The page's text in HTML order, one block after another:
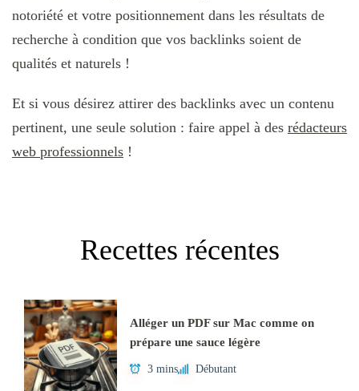
notoriété et votre positionnement dans les résultats de
recherche à condition que vos backlinks soient de
qualités et naturels !
Et si vous désirez attirer des backlinks avec un contenu
pertinent, une seule solution : faire appel à des rédacteurs
web professionnels !
Recettes récentes
Alléger un PDF sur Mac comme on
prépare une sauce légère
3 mins Débutant